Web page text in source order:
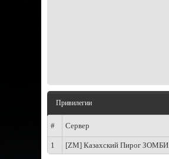
Привилегии
# Сервер
1 [ZM] Казахский Пирог ЗОМБИ